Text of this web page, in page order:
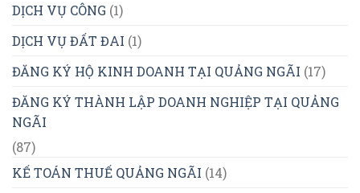
DỊCH VỤ CÔNG (1)
DỊCH VỤ ĐẤT ĐAI (1)
ĐĂNG KÝ HỘ KINH DOANH TẠI QUẢNG NGÃI (17)
ĐĂNG KÝ THÀNH LẬP DOANH NGHIỆP TẠI QUẢNG
NGÃI
(87)
KẾ TOÁN THUẾ QUẢNG NGÃI (14)